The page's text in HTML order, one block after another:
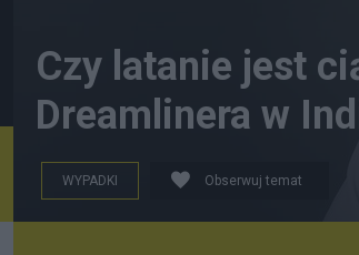
Czy latanie jest
Dreamlinera w
WYPADKI Obserwuj temat